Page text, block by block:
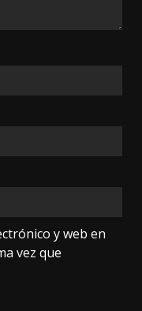
y web en
vez que